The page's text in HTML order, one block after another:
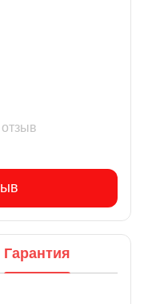
Гарантия